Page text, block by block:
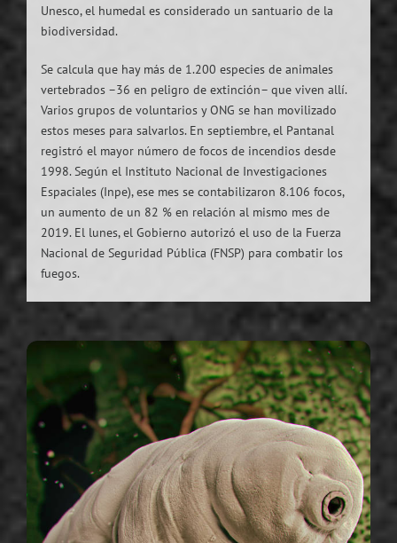
Unesco, el humedal es considerado un santuario de la
biodiversidad.
Se calcula que hay más de 1.200 especies de animales
vertebrados –36 en peligro de extinción– que viven allí.
Varios grupos de voluntarios y ONG se han movilizado
estos meses para salvarlos. En septiembre, el Pantanal
registró el mayor número de focos de incendios desde
1998. Según el Instituto Nacional de Investigaciones
Espaciales (Inpe), ese mes se contabilizaron 8.106 focos,
un aumento de un 82 % en relación al mismo mes de
2019. El lunes, el Gobierno autorizó el uso de la Fuerza
Nacional de Seguridad Pública (FNSP) para combatir los
fuegos.